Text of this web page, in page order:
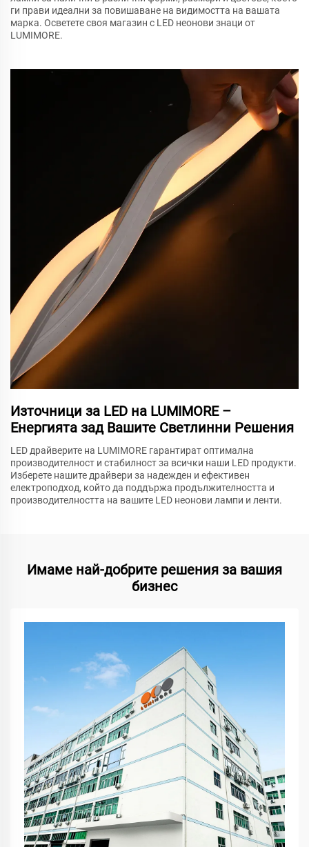
ги прави идеални за повишаване на видимостта на вашата
марка. Осветете своя магазин с LED неонови знаци от
LUMIMORE.
Източници за LED на LUMIMORE –
Енергията зад Вашите Светлинни Решения
LED драйверите на LUMIMORE гарантират оптимална
производителност и стабилност за всички наши LED продукти.
Изберете нашите драйвери за надежден и ефективен
електроподход, който да поддържа продължителността и
производителността на вашите LED неонови лампи и ленти.
Имаме най-добрите решения за вашия
бизнес